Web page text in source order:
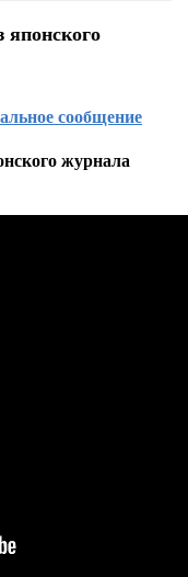
японского
сообщение
журнала